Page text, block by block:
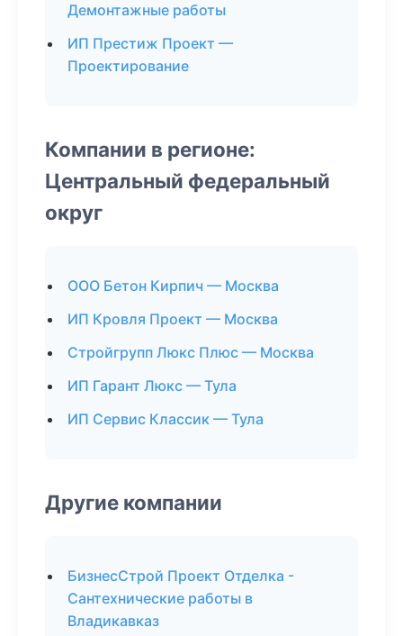
Демонтажные работы
ИП Престиж Проект —
Проектирование
Компании в регионе:
Центральный федеральный
округ
ООО Бетон Кирпич — Москва
ИП Кровля Проект — Москва
Стройгрупп Люкс Плюс — Москва
ИП Гарант Люкс — Тула
ИП Сервис Классик — Тула
Другие компании
БизнесСтрой Проект Отделка -
Сантехнические работы в
Владикавказ